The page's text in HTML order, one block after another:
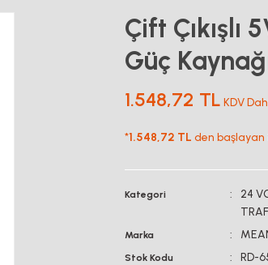
Çift Çıkışlı
Güç
1.548,72 TL KDV
*1.548,72 TL den başlayan
Kategori 24
Marka
Stok Kodu RD-